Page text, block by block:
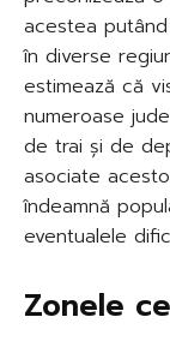
acestea
în diverse
estimează că
numeroase
de trai și de
asociate
îndeamnă
eventualele
Zonele